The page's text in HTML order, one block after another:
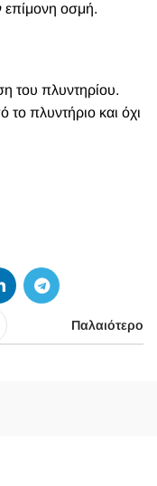
επίμονη οσμή.
του πλυντηρίου.
πλυντήριο και όχι
Παλαιότερο